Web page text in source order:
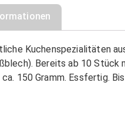
Kuchenspezialitäten
Bereits ab 10 Stück
150 Gramm. Essfertig.